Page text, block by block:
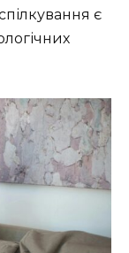
є